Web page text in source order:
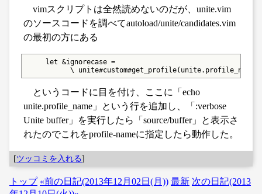
vimスクリプトは全然読めないのだが、unite.vim
のソースコードを調べてautoload/unite/candidates.vim
の最初の方にある
     let &ignorecase =
\ unite#custom#get_profile(unite.profile_name,
というコードに目を付け、ここに「echo
unite.profile_name」という行を追加し、「:verbose
Unite buffer」を実行したら「source/buffer」と表示さ
れたのでこれをprofile-nameに指定したら動作した。
[ツッコミを入れる]
トップ «前の日記(2013年12月02日(月)) 最新 次の日記(2013